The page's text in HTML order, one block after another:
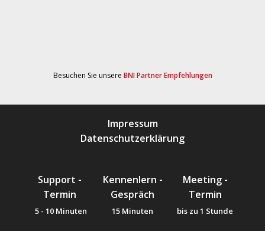
Besuchen Sie unsere BNI Partner Empfehlungen
Impressum
Datenschutzerklärung
Support -
Termin
5 - 10 Minuten
Kennenlern -
Gespräch
15 Minuten
Meeting -
Termin
bis zu 1 Stunde